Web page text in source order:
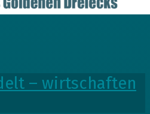
– wirtschaften